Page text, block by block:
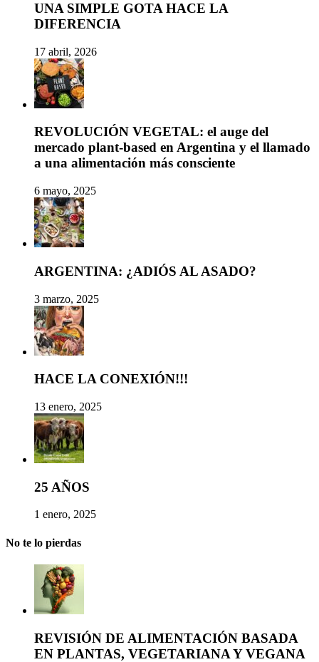
UNA SIMPLE GOTA HACE LA
DIFERENCIA
17 abril, 2026
REVOLUCIÓN VEGETAL: el auge del
mercado plant-based en Argentina y el llamado
a una alimentación más consciente
6 mayo, 2025
ARGENTINA: ¿ADIÓS AL ASADO?
3 marzo, 2025
HACE LA CONEXIÓN!!!
13 enero, 2025
25 AÑOS
1 enero, 2025
No te lo pierdas
REVISIÓN DE ALIMENTACIÓN BASADA
EN PLANTAS, VEGETARIANA Y VEGANA